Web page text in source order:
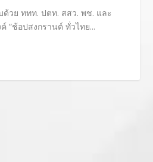
วย ททท. ปตท. สสว. พช. และ
“ช้อปสงกรานต์ ทั่วไทย...